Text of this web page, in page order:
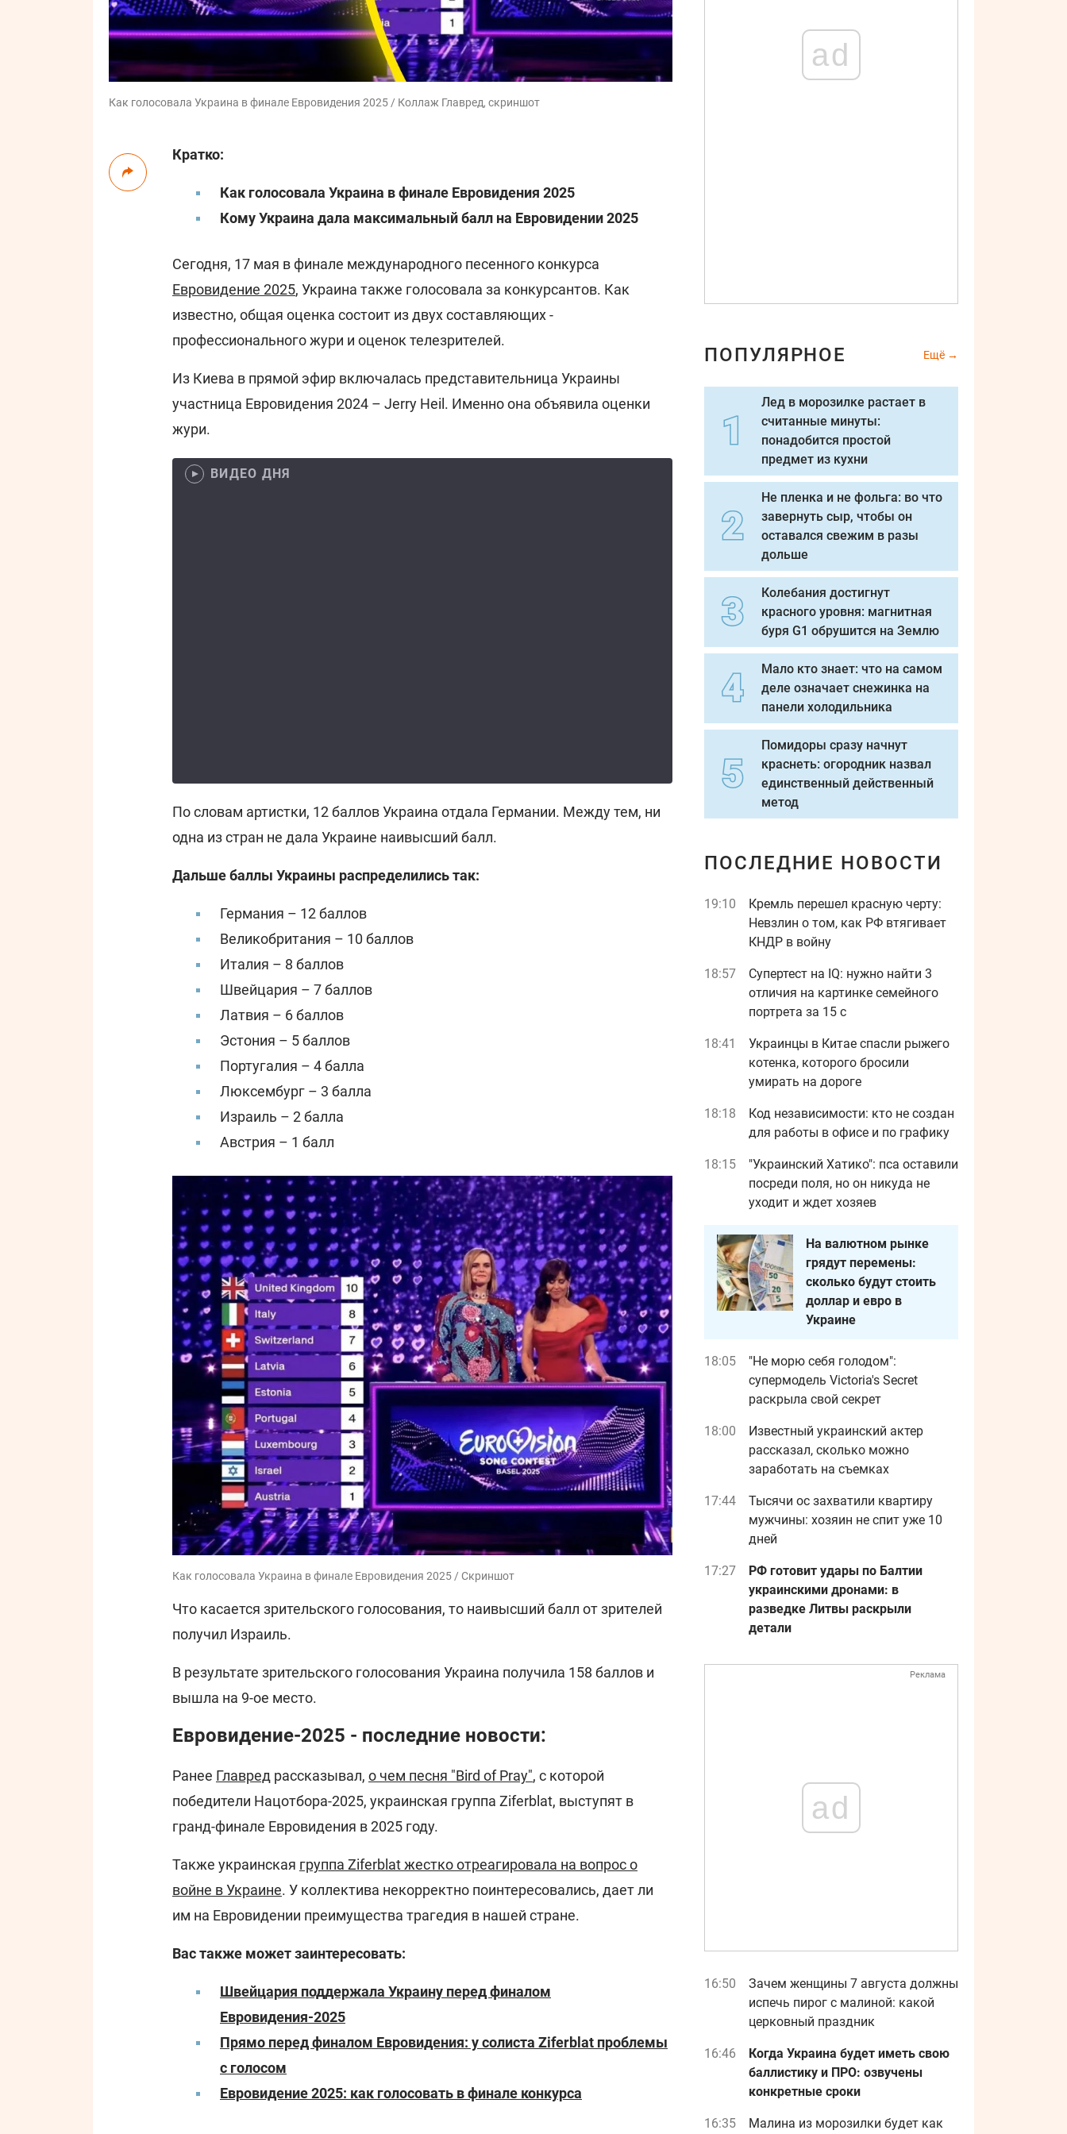
Как голосовала Украина в финале Евровидения 2025 / Коллаж Главред, скриншот
Кратко:
Как голосовала Украина в финале Евровидения 2025
Кому Украина дала максимальный балл на Евровидении 2025
Сегодня, 17 мая в финале международного песенного конкурса
Евровидение 2025, Украина также голосовала за конкурсантов. Как
известно, общая оценка состоит из двух составляющих -
профессионального жури и оценок телезрителей.
Из Киева в прямой эфир включалась представительница Украины
участница Евровидения 2024 – Jerry Heil. Именно она объявила оценки
жури.
ВИДЕО ДНЯ
По словам артистки, 12 баллов Украина отдала Германии. Между тем, ни
одна из стран не дала Украине наивысший балл.
Дальше баллы Украины распределились так:
Германия – 12 баллов
Великобритания – 10 баллов
Италия – 8 баллов
Швейцария – 7 баллов
Латвия – 6 баллов
Эстония – 5 баллов
Португалия – 4 балла
Люксембург – 3 балла
Израиль – 2 балла
Австрия – 1 балл
Как голосовала Украина в финале Евровидения 2025 / Скриншот
Что касается зрительского голосования, то наивысший балл от зрителей
получил Израиль.
В результате зрительского голосования Украина получила 158 баллов и
вышла на 9-ое место.
Евровидение-2025 - последние новости:
Ранее Главред рассказывал, о чем песня "Bird of Pray", с которой
победители Нацотбора-2025, украинская группа Ziferblat, выступят в
гранд-финале Евровидения в 2025 году.
Также украинская группа Ziferblat жестко отреагировала на вопрос о
войне в Украине. У коллектива некорректно поинтересовались, дает ли
им на Евровидении преимущества трагедия в нашей стране.
Вас также может заинтересовать:
Швейцария поддержала Украину перед финалом
Евровидения-2025
Прямо перед финалом Евровидения: у солиста Ziferblat проблемы
с голосом
Евровидение 2025: как голосовать в финале конкурса
ad
ПОПУЛЯРНОЕ Ещё
Лед в морозилке растает в
считанные минуты:
понадобится простой
предмет из кухни
Не пленка и не фольга: во что
завернуть сыр, чтобы он
оставался свежим в разы
дольше
Колебания достигнут
красного уровня: магнитная
буря G1 обрушится на Землю
Мало кто знает: что на самом
деле означает снежинка на
панели холодильника
Помидоры сразу начнут
краснеть: огородник назвал
единственный действенный
метод
ПОСЛЕДНИЕ НОВОСТИ
19:10
Кремль перешел красную черту:
Невзлин о том, как РФ втягивает
КНДР в войну
18:57
Супертест на IQ: нужно найти 3
отличия на картинке семейного
портрета за 15 с
18:41
Украинцы в Китае спасли рыжего
котенка, которого бросили
умирать на дороге
18:18
Код независимости: кто не создан
для работы в офисе и по графику
18:15
"Украинский Хатико": пса оставили
посреди поля, но он никуда не
уходит и ждет хозяев
На валютном рынке
грядут перемены:
сколько будут стоить
доллар и евро в
Украине
18:05
"Не морю себя голодом":
супермодель Victoria's Secret
раскрыла свой секрет
18:00
Известный украинский актер
рассказал, сколько можно
заработать на съемках
17:44
Тысячи ос захватили квартиру
мужчины: хозяин не спит уже 10
дней
17:27
РФ готовит удары по Балтии
украинскими дронами: в
разведке Литвы раскрыли
детали
Реклама
ad
16:50
Зачем женщины 7 августа должны
испечь пирог с малиной: какой
церковный праздник
16:46
Когда Украина будет иметь свою
баллистику и ПРО: озвучены
конкретные сроки
16:35 Малина из морозилки будет как